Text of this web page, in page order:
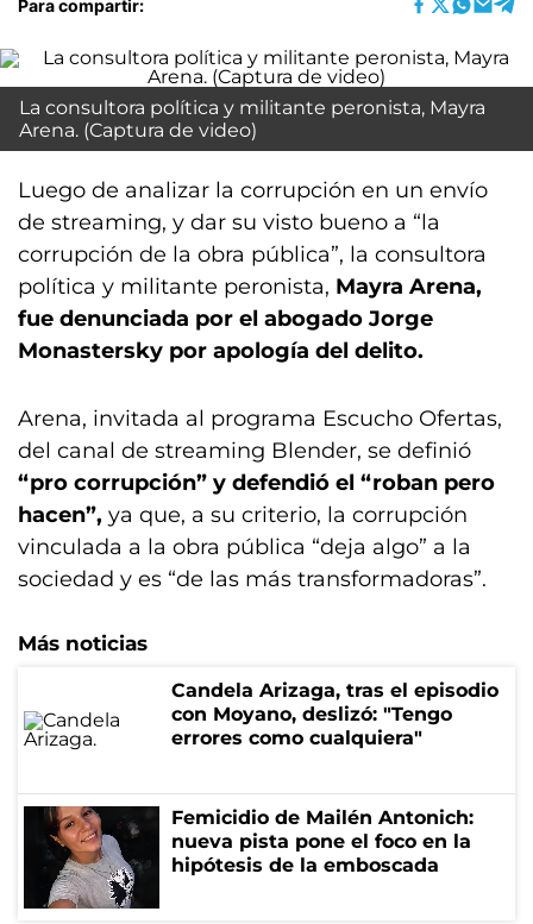
Para compartir:
La consultora política y militante peronista, Mayra
Arena. (Captura de video)
Luego de analizar la corrupción en un envío
de streaming, y dar su visto bueno a “la
corrupción de la obra pública”, la consultora
política y militante peronista, Mayra Arena,
fue denunciada por el abogado Jorge
Monastersky por apología del delito.
Arena, invitada al programa Escucho Ofertas,
del canal de streaming Blender, se definió
“pro corrupción” y defendió el “roban pero
hacen”, ya que, a su criterio, la corrupción
vinculada a la obra pública “deja algo” a la
sociedad y es “de las más transformadoras”.
Más noticias
Candela Arizaga, tras el episodio
con Moyano, deslizó: "Tengo
errores como cualquiera"
Femicidio de Mailén Antonich:
nueva pista pone el foco en la
hipótesis de la emboscada